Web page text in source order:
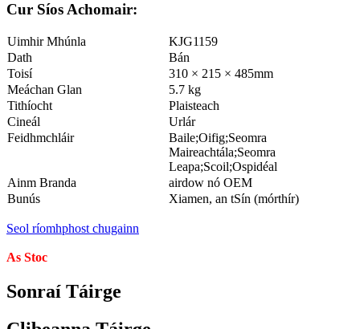
Cur Síos Achomair:
Uimhir Mhúnla
KJG1159
Dath
Bán
Toisí
310 × 215 × 485mm
Meáchan Glan
5.7 kg
Tithíocht
Plaisteach
Cineál
Urlár
Feidhmchláir
Baile;Oifig;Seomra
Maireachtála;Seomra
Leapa;Scoil;Ospidéal
Ainm Branda
airdow nó OEM
Bunús
Xiamen, an tSín (mórthír)
Seol ríomhphost chugainn
As Stoc
Sonraí Táirge